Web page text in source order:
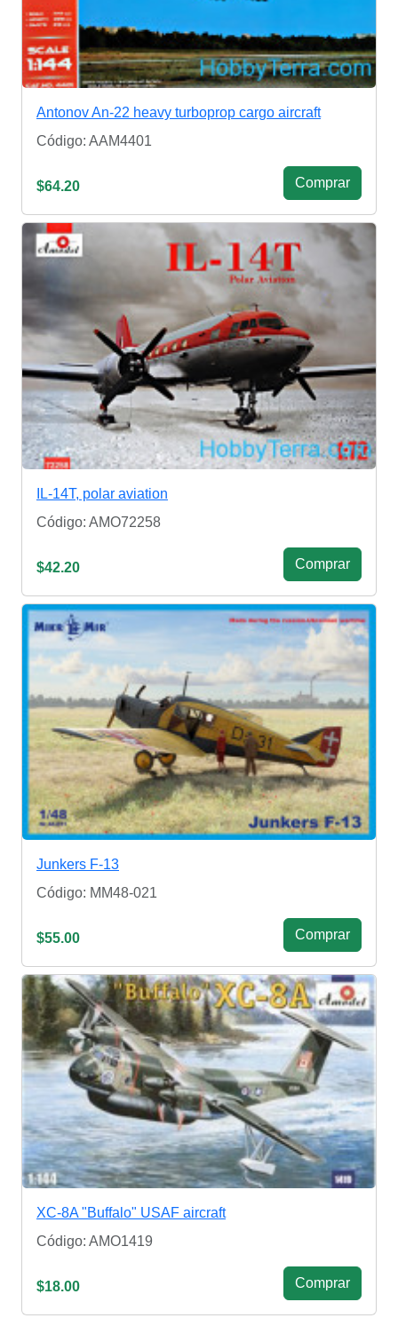
Antonov An-22 heavy turboprop cargo aircraft
Código: AAM4401
$64.20 Сomprar
IL-14T, polar aviation
Código: AMO72258
$42.20 Сomprar
Junkers F-13
Código: MM48-021
$55.00 Сomprar
XC-8A "Buffalo" USAF aircraft
Código: AMO1419
$18.00 Сomprar